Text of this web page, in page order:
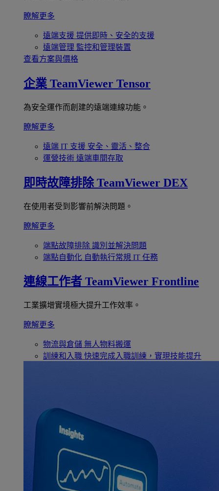
瞭解更多
遠端支援 提供即時、安全的支援
遠端管理 監控和管理裝置
查看方案與價格
企業 TeamViewer Tensor
為安全運作而創建的遠端連線功能。
瞭解更多
遠端 IT 支援 安全、靈活、整合
運營技術 遠端車間存取
即時故障排除 TeamViewer DEX
在使用者受到影響前解決問題。
瞭解更多
端點故障排除 識別並解決問題
端點自動化 自動執行常規 IT 任務
連線工作者 TeamViewer Frontline
工業擴增實境極大提升工作效率。
瞭解更多
物流與倉儲 無人物料搬運
訓練和入職 快速完成入職訓練，實現技能提升